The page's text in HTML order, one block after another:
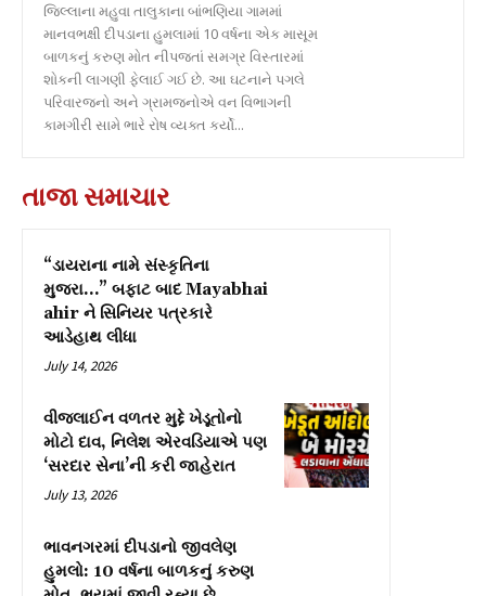
જિલ્લાના મહુવા તાલુકાના બાંભણિયા ગામમાં
માનવભક્ષી દીપડાના હુમલામાં 10 વર્ષના એક માસૂમ
બાળકનું કરુણ મોત નીપજતાં સમગ્ર વિસ્તારમાં
શોકની લાગણી ફેલાઈ ગઈ છે. આ ઘટનાને પગલે
પરિવારજનો અને ગ્રામજનોએ વન વિભાગની
કામગીરી સામે ભારે રોષ વ્યક્ત કર્યો...
તાજા સમાચાર
“ડાયરાના નામે સંસ્કૃતિના
મુજરા…” બફાટ બાદ Mayabhai
ahir ને સિનિયર પત્રકારે
આડેહાથ લીધા
July 14, 2026
વીજલાઈન વળતર મુદ્દે ખેડૂતોનો
મોટો દાવ, નિલેશ એરવડિયાએ પણ
‘સરદાર સેના’ની કરી જાહેરાત
July 13, 2026
ભાવનગરમાં દીપડાનો જીવલેણ
હુમલો: 10 વર્ષના બાળકનું કરુણ